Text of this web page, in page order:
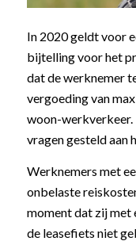
In 2020 geldt voor
bijtelling voor het
dat de werknemer
vergoeding van
woon-werkverkeer.
vragen gesteld aan
Werknemers met
onbelaste
moment dat zij met
de leasefiets niet